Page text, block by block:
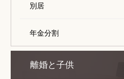
別居
年金分割
離婚と子供